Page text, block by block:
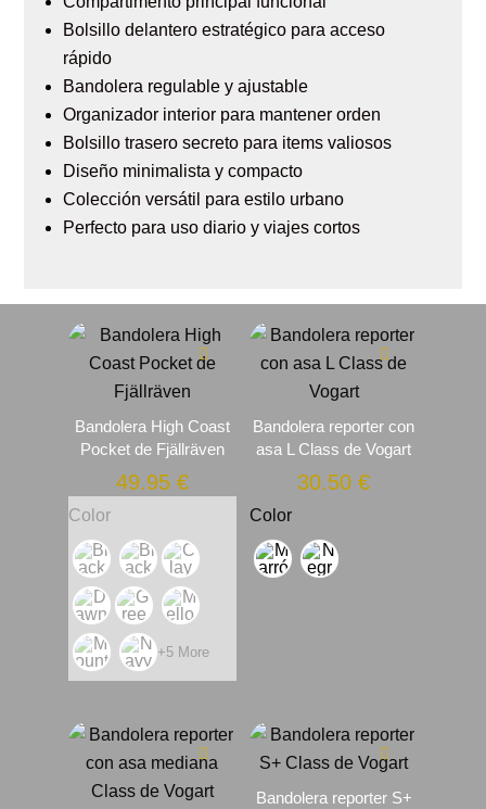
Bolsillo delantero estratégico para acceso
rápido
Bandolera regulable y ajustable
Organizador interior para mantener orden
Bolsillo trasero secreto para items valiosos
Diseño minimalista y compacto
Colección versátil para estilo urbano
Perfecto para uso diario y viajes cortos
Bandolera High Coast
Pocket de Fjällräven
49.95 €
Color
+5 More
Bandolera reporter con
asa L Class de Vogart
30.50€
Color
Bandolera reporter S+